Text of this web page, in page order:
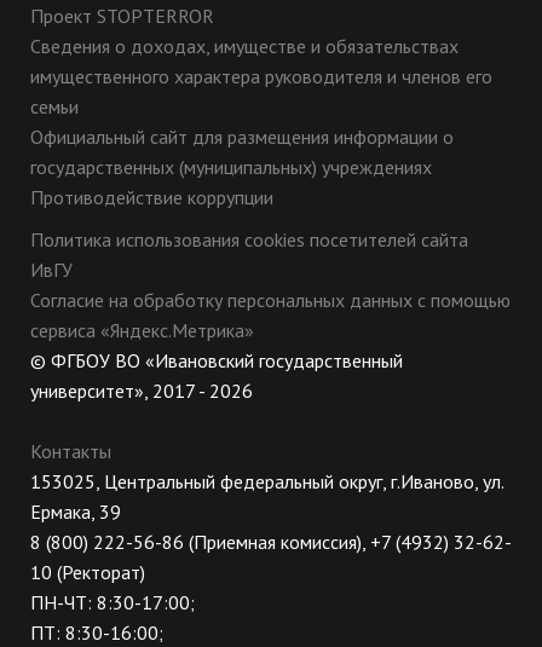
Проект STOPTERROR
Сведения о доходах, имуществе и обязательствах
имущественного характера руководителя и членов его
семьи
Официальный сайт для размещения информации о
государственных (муниципальных) учреждениях
Противодействие коррупции
Политика использования cookies посетителей сайта
ИвГУ
Согласие на обработку персональных данных с помощью
сервиса «Яндекс.Метрика»
© ФГБОУ ВО «Ивановский государственный
университет», 2017 - 2026
Контакты
153025, Центральный федеральный округ, г.Иваново, ул.
Ермака, 39
8 (800) 222-56-86 (Приемная комиссия), +7 (4932) 32-62-
10 (Ректорат)
ПН-ЧТ: 8:30-17:00;
ПТ: 8:30-16:00;